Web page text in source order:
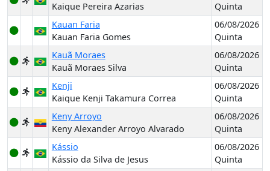
Kaique Pereira Azarias
Quinta
Kauan Faria
Kauan Faria Gomes
06/08/2026
Quinta
Kauã Moraes
Kauã Moraes Silva
06/08/2026
Quinta
Kenji
Kaique Kenji Takamura Correa
06/08/2026
Quinta
Keny Arroyo
Keny Alexander Arroyo Alvarado
06/08/2026
Quinta
Kássio
Kássio da Silva de Jesus
06/08/2026
Quinta